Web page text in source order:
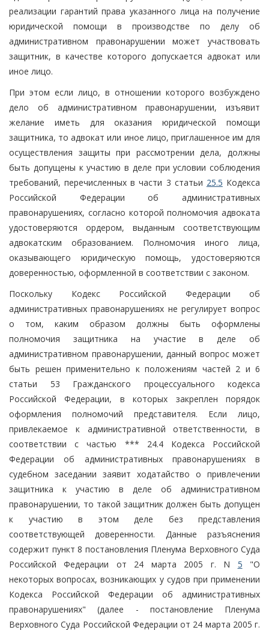
реализации гарантий права указанного лица на получение
юридической помощи в производстве по делу об
административном правонарушении может участвовать
защитник, в качестве которого допускается адвокат или
иное лицо.
При этом если лицо, в отношении которого возбуждено
дело об административном правонарушении, изъявит
желание иметь для оказания юридической помощи
защитника, то адвокат или иное лицо, приглашенное им для
осуществления защиты при рассмотрении дела, должны
быть допущены к участию в деле при условии соблюдения
требований, перечисленных в части 3 статьи 25.5 Кодекса
Российской Федерации об административных
правонарушениях, согласно которой полномочия адвоката
удостоверяются ордером, выданным соответствующим
адвокатским образованием. Полномочия иного лица,
оказывающего юридическую помощь, удостоверяются
доверенностью, оформленной в соответствии с законом.
Поскольку Кодекс Российской Федерации об
административных правонарушениях не регулирует вопрос
о том, каким образом должны быть оформлены
полномочия защитника на участие в деле об
административном правонарушении, данный вопрос может
быть решен применительно к положениям частей 2 и 6
статьи 53 Гражданского процессуального кодекса
Российской Федерации, в которых закреплен порядок
оформления полномочий представителя. Если лицо,
привлекаемое к административной ответственности, в
соответствии с частью *** 24.4 Кодекса Российской
Федерации об административных правонарушениях в
судебном заседании заявит ходатайство о привлечении
защитника к участию в деле об административном
правонарушении, то такой защитник должен быть допущен
к участию в этом деле без представления
соответствующей доверенности. Данные разъяснения
содержит пункт 8 постановления Пленума Верховного Суда
Российской Федерации от 24 марта 2005 г. N 5 "О
некоторых вопросах, возникающих у судов при применении
Кодекса Российской Федерации об административных
правонарушениях" (далее - постановление Пленума
Верховного Суда Российской Федерации от 24 марта 2005 г.